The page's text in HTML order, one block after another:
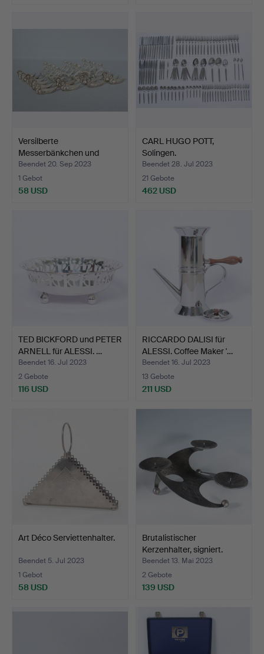
Versilberte
Messerbänkchen und
Serviettenr…
Beendet 20. Sep 2023
1 Gebot
58 USD
CARL HUGO POTT,
Solingen.
Edelstahlbesteck…
Beendet 28. Jul 2023
21 Gebote
462 USD
TED BICKFORD und PETER
ARNELL für ALESSI. …
Beendet 16. Jul 2023
2 Gebote
116 USD
RICCARDO DALISI für
ALESSI. Coffee Maker '…
Beendet 16. Jul 2023
13 Gebote
211 USD
Art Déco Serviettenhalter.
Beendet 5. Jul 2023
1 Gebot
58 USD
Brutalistischer
Kerzenhalter, signiert.
Beendet 13. Mai 2023
2 Gebote
139 USD